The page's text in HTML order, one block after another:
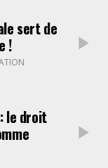
sert de
!
le droit